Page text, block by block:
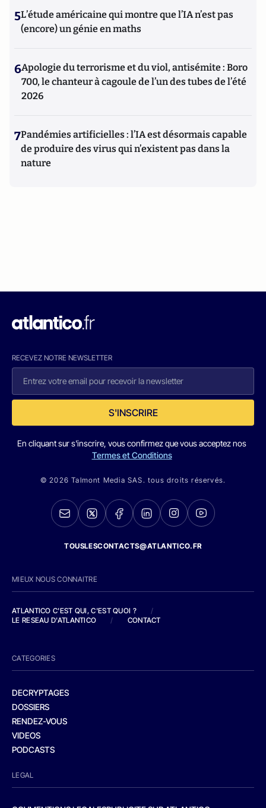
5L’étude américaine qui montre que l’IA n’est pas
(encore) un génie en maths
6Apologie du terrorisme et du viol, antisémite : Boro
700, le chanteur à cagoule de l’un des tubes de l’été
2026
7Pandémies artificielles : l’IA est désormais capable
de produire des virus qui n’existent pas dans la
nature
RECEVEZ NOTRE NEWSLETTER
S'INSCRIRE
En cliquant sur s'inscrire, vous confirmez que vous acceptez nos
Termes et Conditions
© 2026 Talmont Media SAS. tous droits réservés.
TOUSLESCONTACTS@ATLANTICO.FR
MIEUX NOUS CONNAITRE
ATLANTICO C'EST QUI, C'EST QUOI ?
/
LE RESEAU D'ATLANTICO
/ CONTACT
CATEGORIES
DECRYPTAGES
DOSSIERS
RENDEZ-VOUS
VIDEOS
PODCASTS
LEGAL